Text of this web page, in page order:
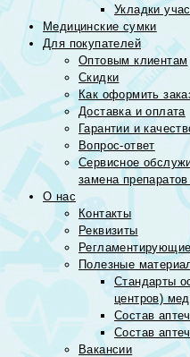
Укладки
Медицинские сумки
Для покупателей
Оптовым клиентам
Скидки
Как оформить
Доставка и оплата
Гарантии и
Вопрос-ответ
Сервисное
замена
О нас
Контакты
Реквизиты
Полезные
Стандарты
центров)
Состав
Состав
Вакансии